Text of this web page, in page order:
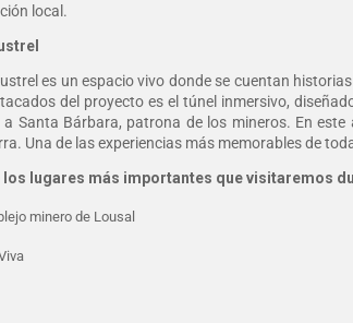
local.
es un espacio vivo donde se cuentan
del proyecto es el túnel inmersivo,
Santa Bárbara, patrona de los mineros. En
Una de las experiencias más memorables de
los lugares más importantes que visitaremos
minero de Lousal